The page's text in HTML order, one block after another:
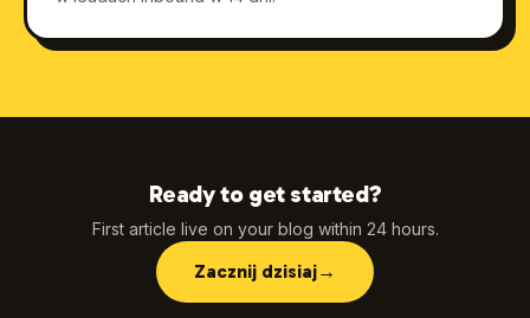
Ready to get started?
First article live on your blog within 24 hours.
Zacznij dzisiaj→